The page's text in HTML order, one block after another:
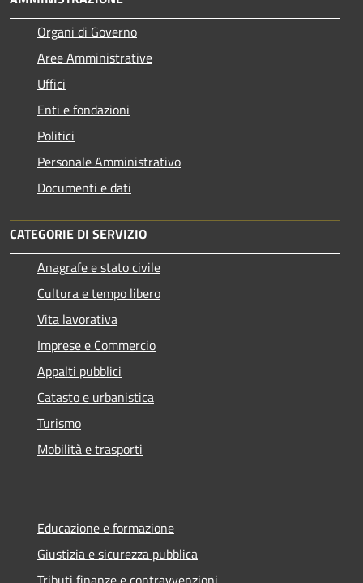
Organi di Governo
Aree Amministrative
Uffici
Enti e fondazioni
Politici
Personale Amministrativo
Documenti e dati
CATEGORIE DI SERVIZIO
Anagrafe e stato civile
Cultura e tempo libero
Vita lavorativa
Imprese e Commercio
Appalti pubblici
Catasto e urbanistica
Turismo
Mobilità e trasporti
Educazione e formazione
Giustizia e sicurezza pubblica